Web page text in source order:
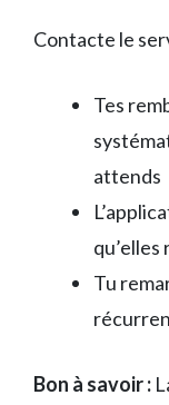
Contacte le
Tes
attends
Tu
Bon à savoir :